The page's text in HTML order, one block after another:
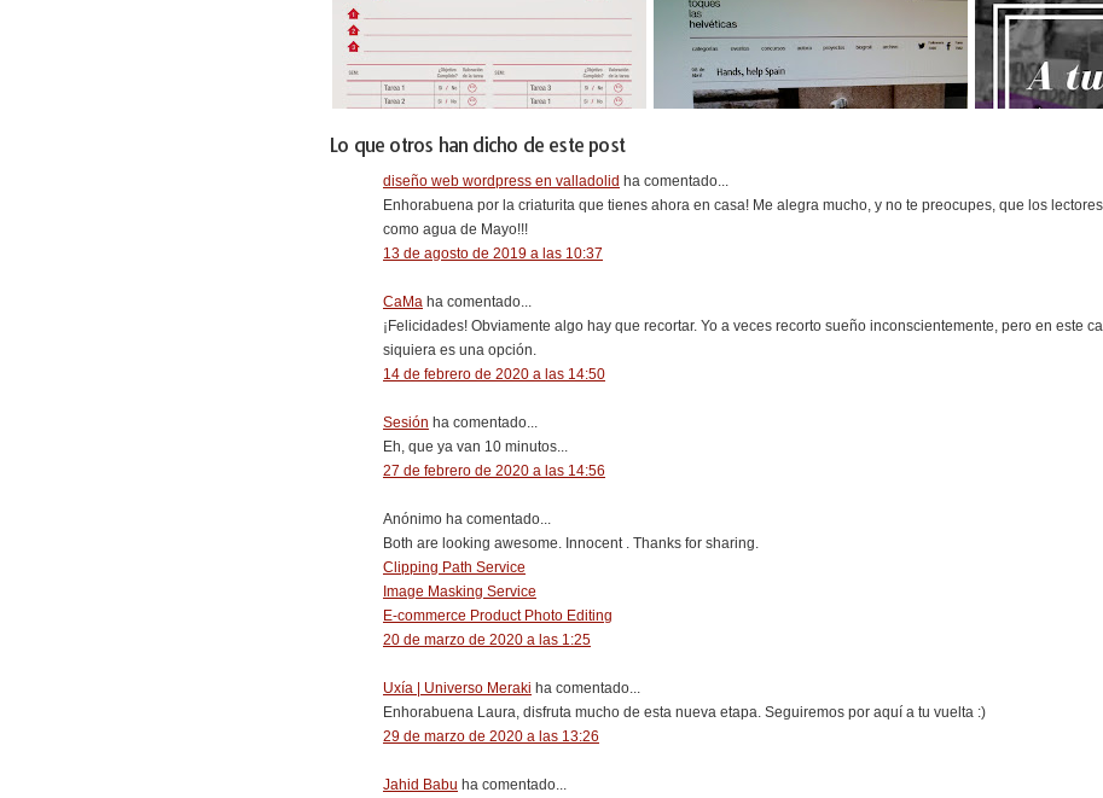
Lo que otros han dicho de este post
diseño web wordpress en valladolid ha comentado...
Enhorabuena por la criaturita que tienes ahora en casa! Me alegra mucho, y no te preocupes, que los
como agua de Mayo!!!
13 de agosto de 2019 a las 10:37
CaMa ha comentado...
¡Felicidades! Obviamente algo hay que recortar. Yo a veces recorto sueño inconscientemente, pero en este
siquiera es una opción.
14 de febrero de 2020 a las 14:50
Sesión ha comentado...
Eh, que ya van 10 minutos...
27 de febrero de 2020 a las 14:56
Anónimo ha comentado...
Both are looking awesome. Innocent . Thanks for sharing.
Clipping Path Service
Image Masking Service
E-commerce Product Photo Editing
20 de marzo de 2020 a las 1:25
Uxía | Universo Meraki ha comentado...
Enhorabuena Laura, disfruta mucho de esta nueva etapa. Seguiremos por aquí a tu vuelta :)
29 de marzo de 2020 a las 13:26
Jahid Babu ha comentado...